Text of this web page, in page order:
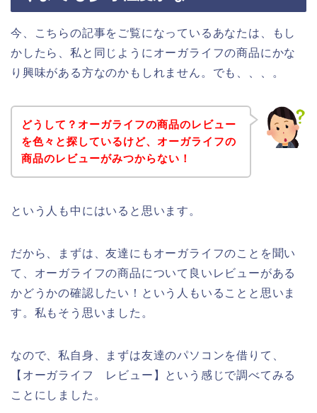
今、こちらの記事をご覧になっているあなたは、もし
かしたら、私と同じようにオーガライフの商品にかな
り興味がある方なのかもしれません。でも、、、。
どうして？オーガライフの商品のレビュー
を色々と探しているけど、オーガライフの
商品のレビューがみつからない！
という人も中にはいると思います。
だから、まずは、友達にもオーガライフのことを聞い
て、オーガライフの商品について良いレビューがある
かどうかの確認したい！という人もいることと思いま
す。私もそう思いました。
なので、私自身、まずは友達のパソコンを借りて、
【オーガライフ レビュー】という感じで調べてみる
ことにしました。